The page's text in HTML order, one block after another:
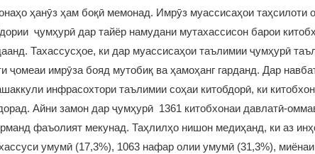
ҳанӯз ҳам боқӣ мемонад. Имрӯз муассисаҳои таҳсилоти
ҷумҳурӣ дар тайёр намудани мутахассисон барои
Тахассусҳое, ки дар муассисаҳои таълимии ҷумҳурӣ
ҷомеаи имрӯза бояд мутобиқ ва ҳамоҳанг гарданд. Дар
инфрасохтори таълимии соҳаи китобдорӣ, ки
Айни замон дар ҷумҳурӣ 1361 китобхонаи давлатӣ-
фаъолият мекунад. Таҳлилҳо нишон медиҳанд, ки аз
умумӣ (17,3%), 1063 нафар олии умумӣ (31,3%), миёнаи